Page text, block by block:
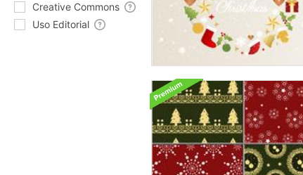
Creative Commons
Uso Editorial